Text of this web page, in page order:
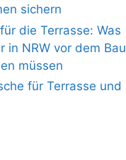
sichern
die Terrasse: Was
in NRW vor dem Bau
müssen
für Terrasse und